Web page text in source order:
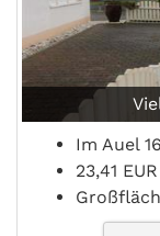
Im Auel
23,41